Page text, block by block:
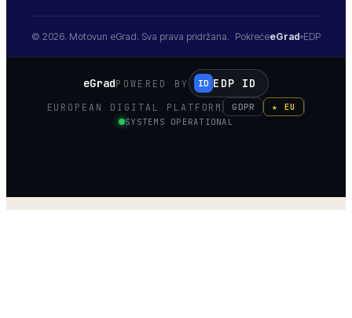
© 2026. Motovun eGrad. Sva prava pridržana. PokrećeeGrad EDP
eGradPOWERED BY ID EDP ID
EUROPEAN DIGITAL PLATFORM GDPR
★ EU
SYSTEMS OPERATIONAL